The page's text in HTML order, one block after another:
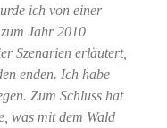
ich von einer
Jahr 2010
Szenarien erläutert,
enden. Ich habe
Zum Schluss hat
was mit dem Wald